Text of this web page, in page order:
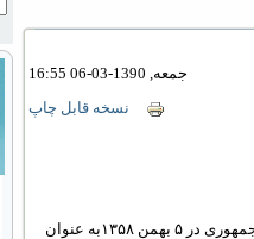
جمعه, 1390-03-06 16:55
نسخه قابل چاپ
اولین انتخابات رئیس‌جمهوری در ۵ بهمن ۱۳۵۸به عنوان